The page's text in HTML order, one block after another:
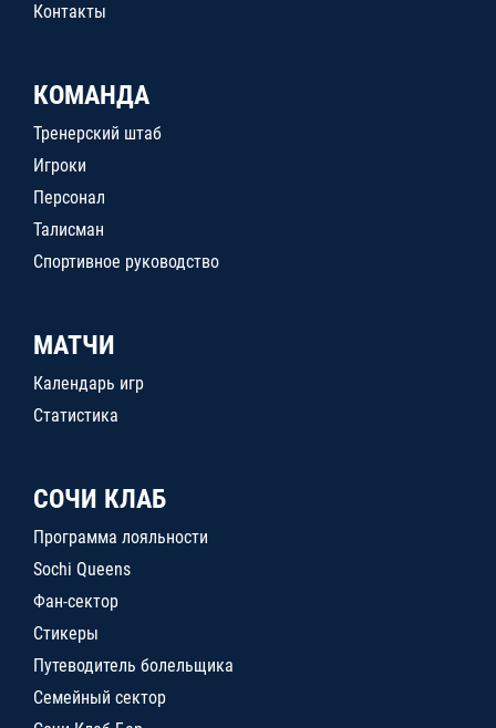
Контакты
КОМАНДА
Тренерский штаб
Игроки
Персонал
Талисман
Спортивное руководство
МАТЧИ
Календарь игр
Статистика
СОЧИ КЛАБ
Программа лояльности
Sochi Queens
Фан-сектор
Стикеры
Путеводитель болельщика
Семейный сектор